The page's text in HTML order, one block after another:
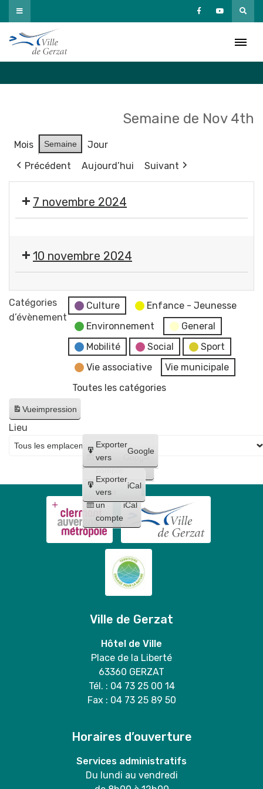
Passer
au
contenu
Semaine de Nov 4th
Mois Semaine
Jour
Précédent
Aujourd’hui Suivant
7 novembre 2024
le
bus
itinérant
du
SMTC-
échanger
sur
déplacements
10 novembre 2024
-
Sortie
Decouflé
du
CNCS
Catégories
d’évènement
Culture
Enfance - Jeunesse
Environnement
General
Mobilité
Social
Sport
Vie associative
Vie municipale
Toutes les catégories
Vueimpression
Créer
un
compte
Google
Créer
un
compte
iCal
Exporter
vers
Google
Exporter
vers
iCal
Lieu
Ville de Gerzat
Hôtel de Ville
Place de la Liberté
63360 GERZAT
Tél. : 04 73 25 00 14
Fax : 04 73 25 89 50
Horaires d’ouverture
Services administratifs
Du lundi au vendredi